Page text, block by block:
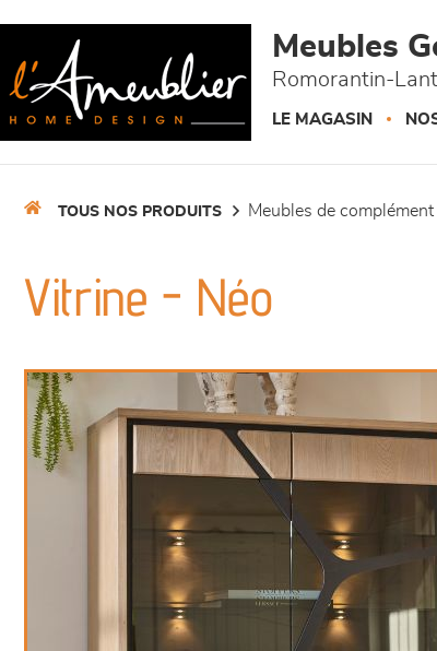
Meubles
Romorantin-
LE MAGASIN
TOUS NOS PRODUITS meubles de complément
Vitrine - Néo